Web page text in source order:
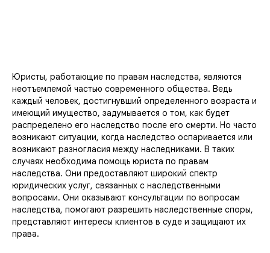
Юристы, работающие по правам наследства, являются
неотъемлемой частью современного общества. Ведь
каждый человек, достигнувший определенного возраста и
имеющий имущество, задумывается о том, как будет
распределено его наследство после его смерти. Но часто
возникают ситуации, когда наследство оспаривается или
возникают разногласия между наследниками. В таких
случаях необходима помощь юриста по правам
наследства. Они предоставляют широкий спектр
юридических услуг, связанных с наследственными
вопросами. Они оказывают консультации по вопросам
наследства, помогают разрешить наследственные споры,
представляют интересы клиентов в суде и защищают их
права.